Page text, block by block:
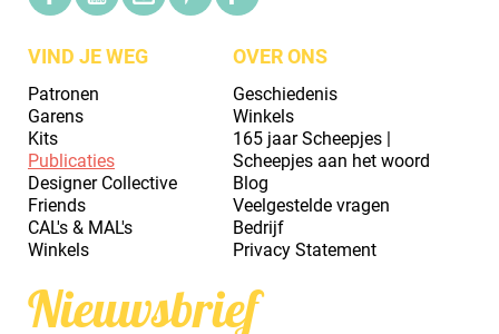
VIND JE WEG
Patronen
Garens
Kits
Publicaties
Designer Collective
Friends
CAL's & MAL's
Winkels
OVER ONS
Geschiedenis
Winkels
165 jaar Scheepjes |
Scheepjes aan het woord
Blog
Veelgestelde vragen
Bedrijf
Privacy Statement
Nieuwsbrief